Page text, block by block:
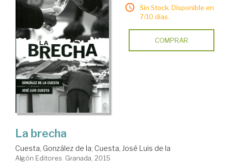
Sin Stock. Disponible en
7/10 días.
COMPRAR
La brecha
Cuesta, González de la; Cuesta, José Luis de la
Algón Editores. Granada, 2015